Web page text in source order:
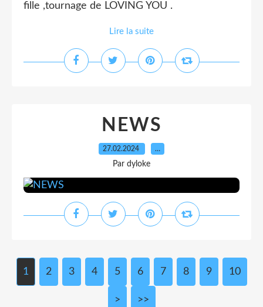
fille ,tournage de LOVING YOU .
Lire la suite
NEWS
27.02.2024 …
Par dyloke
1 2 3 4 5 6 7 8 9 10
> >>